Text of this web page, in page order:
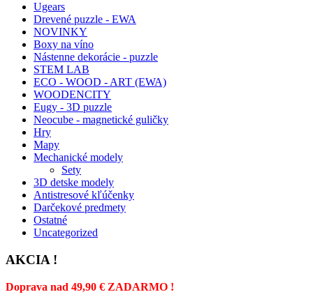
Ugears
Drevené puzzle - EWA
NOVINKY
Boxy na víno
Nástenne dekorácie - puzzle
STEM LAB
ECO - WOOD - ART (EWA)
WOODENCITY
Eugy - 3D puzzle
Neocube - magnetické guličky
Hry
Mapy
Mechanické modely
Sety
3D detske modely
Antistresové kľúčenky
Darčekové predmety
Ostatné
Uncategorized
AKCIA !
Doprava nad 49,90 € ZADARMO !